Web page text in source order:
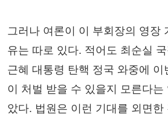
그러나 여론이 이 부회장의 영장
유는 따로 있다. 적어도 최순실
근혜 대통령 탄핵 정국 와중에 이
이 처벌 받을 수 있을지 모른다는
았다. 법원은 이런 기대를 외면한